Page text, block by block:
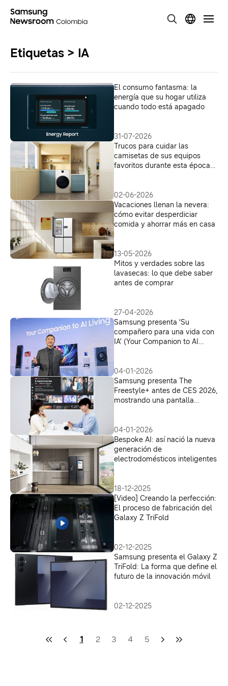
Etiquetas > IA
El consumo fantasma: la
energía que su hogar utiliza
cuando todo está apagado
31-07-2026
Trucos para cuidar las
camisetas de sus equipos
favoritos durante esta época
02-06-2026
Vacaciones llenan la nevera:
cómo evitar desperdiciar
comida y ahorrar más en casa
13-05-2026
Mitos y verdades sobre las
lavasecas: lo que debe saber
antes de comprar
27-04-2026
Samsung presenta ‘Su
compañero para una vida con
IA’ (Your Companion to AI
04-01-2026
Samsung presenta The
Freestyle+ antes de CES 2026,
mostrando una pantalla
04-01-2026
Bespoke AI: así nació la nueva
generación de
electrodomésticos inteligentes
18-12-2025
[Video] Creando la perfección:
El proceso de fabricación del
Galaxy Z TriFold
02-12-2025
Samsung presenta el Galaxy Z
TriFold: La forma que define el
futuro de la innovación móvil
02-12-2025
1 2 3 4 5